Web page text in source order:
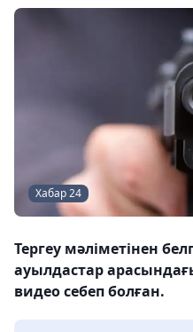
Хабар 24
Тергеу мәліметінен
ауылдастар
видео себеп болған.